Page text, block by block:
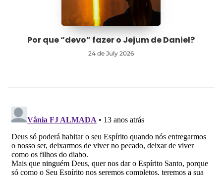
Por que “devo” fazer o Jejum de Daniel?
24 de July 2026